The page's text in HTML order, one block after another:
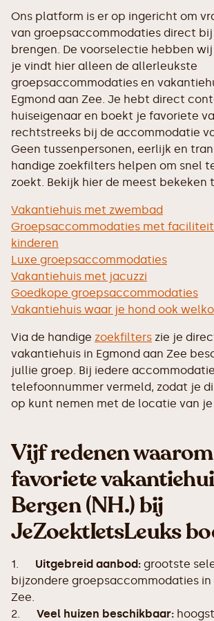
Ons platform is er op ingericht om
van groepsaccommodaties direct
brengen. De voorselectie hebben
je vindt hier alleen de allerleukste
groepsaccommodaties en
Egmond aan Zee. Je hebt direct
huiseigenaar en boekt je favoriete
rechtstreeks bij de accommodatie
Geen tussenpersonen, eerlijk en
handige zoekfilters helpen om snel
zoekt. Bekijk hier de meest bekeken
Vakantiehuis met zwembad
Groepsaccommodaties met
kinderen
Luxe groepsaccommodaties
Vakantiehuis met jacuzzi
Goedkope groepsaccommodaties
Vakantiehuis waar je hond ook
Via de handige zoekfilters zie je
vakantiehuis in Egmond aan Zee
jullie groep. Bij iedere
telefoonnummer vermeld, zodat je
op kunt nemen met de locatie van je
Vijf redenen
favoriete
Bergen (NH.) bij
JeZoektIetsLeuks
1. Uitgebreid aanbod: grootste
bijzondere groepsaccommodaties in
Zee.
2. Veel huizen beschikbaar: